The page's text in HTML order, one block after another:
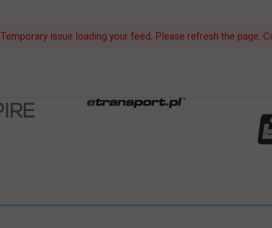
Temporary issue loading your feed. Please refresh the page.